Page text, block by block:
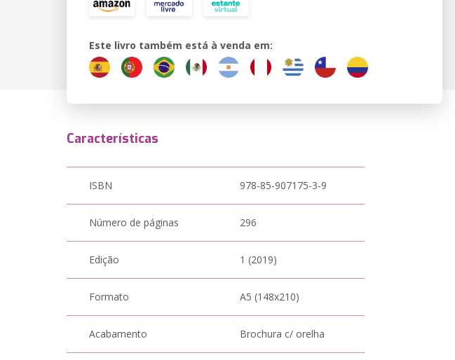
Este livro também está à venda em:
Características
ISBN 978-85-907175-3-9
Número de páginas 296
Edição 1 (2019)
Formato A5 (148x210)
Acabamento Brochura c/ orelha